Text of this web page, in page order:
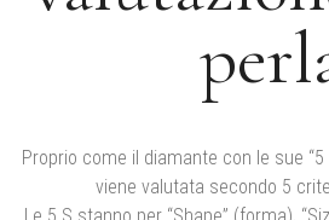
Proprio come il diamante con le sue “5
viene valutata secondo 5